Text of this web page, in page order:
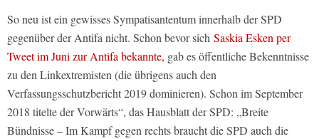
So neu ist ein gewisses Sympatisantentum innerhalb der SPD
gegenüber der Antifa nicht. Schon bevor sich Saskia Esken per
Tweet im Juni zur Antifa bekannte, gab es öffentliche Bekenntnisse
zu den Linkextremisten (die übrigens auch den
Verfassungsschutzbericht 2019 dominieren). Schon im September
2018 titelte der Vorwärts“, das Hausblatt der SPD: „Breite
Bündnisse – Im Kampf gegen rechts braucht die SPD auch die